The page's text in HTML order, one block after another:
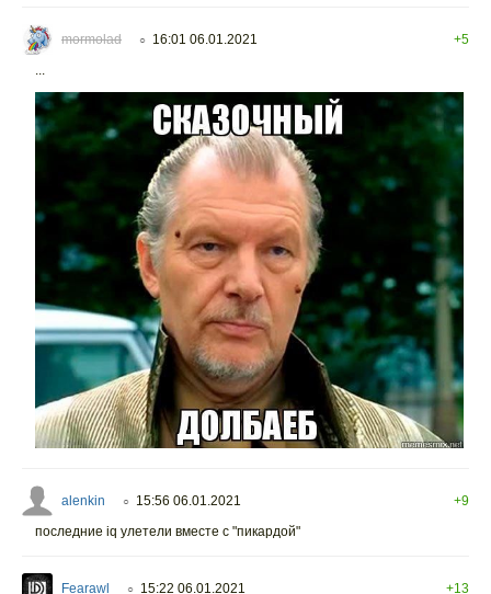
mormolad ○ 16:01 06.01.2021
+5
alenkin ○ 15:56 06.01.2021
+9
последние iq улетели вместе с "пикардой"
Fearawl ○ 15:22 06.01.2021
+13